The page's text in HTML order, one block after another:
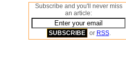
Subscribe and you'll never miss
an article:
or RSS.